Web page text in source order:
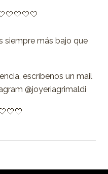
siempre más bajo que
escríbenos un mail
@joyeriagrimaldi